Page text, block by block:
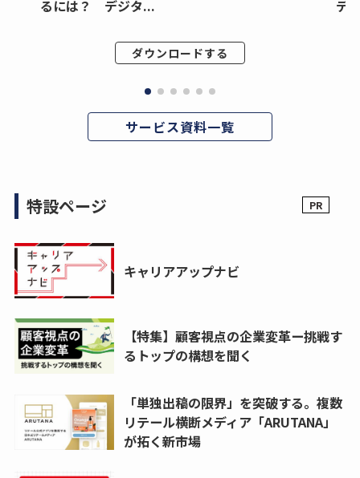
るには？ デジタ...
ダウンロードする
デ
サービス資料一覧
特設ページ
キャリアアップナビ
【特集】顧客視点の企業変革ー挑戦す
るトップの構想を聞く
「単独出稿の限界」を突破する。複数
リテール横断メディア「ARUTANA」
が拓く新市場